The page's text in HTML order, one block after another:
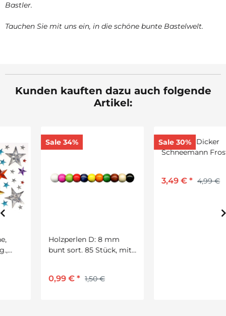
Bastler.
Tauchen Sie mit uns ein, in die schöne bunte Bastelwelt.
Kunden kauften dazu auch folgende
Artikel:
Holzperlen D: 8 mm
bunt sort. 85 Stück, mit
1,50 €
Schneemann Frosti mit